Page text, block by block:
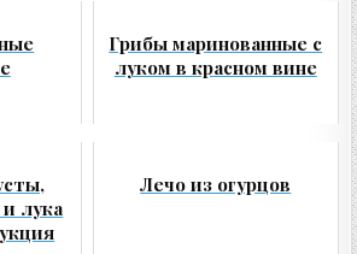
Грибы маринованные с
луком в красном вине
лука
Лечо из огурцов